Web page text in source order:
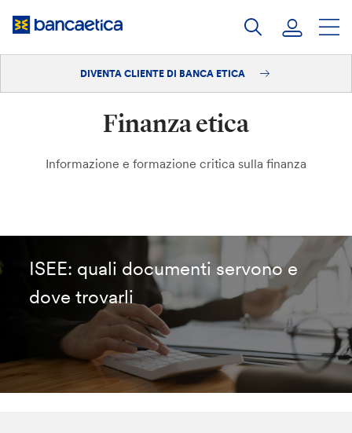
DIVENTA CLIENTE DI BANCA ETICA
Finanza etica
Informazione e formazione critica sulla finanza
ISEE: quali documenti servono e
dove trovarli